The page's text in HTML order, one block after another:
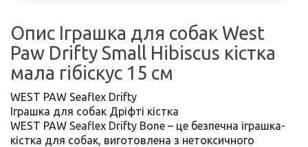
Опис Іграшка для собак West
Paw Drifty Small Hibiscus кістка
мала гібіскус 15 см
WEST PAW Seaflex Drifty
Iграшка для собак Дріфті кістка
WEST PAW Seaflex Drifty Bone – це безпечна іграшка-
кістка для собак, виготовлена з нетоксичного